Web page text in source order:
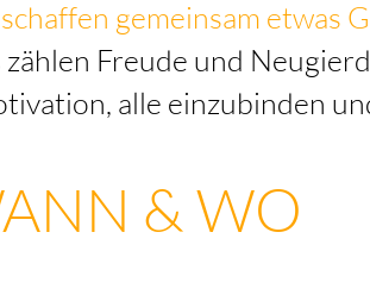
gemeinsam etwas
Freude und
alle einzubinden
& WO